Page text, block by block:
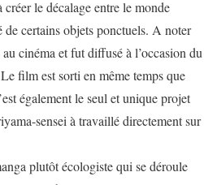
créer le décalage entre le monde
certains objets ponctuels. A noter
cinéma et fut diffusé à l’occasion du
film est sorti en même temps que
également le seul et unique projet
sensei à travaillé directement sur
plutôt écologiste qui se déroule